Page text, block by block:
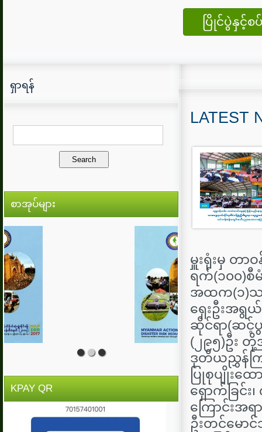
ပြိုင်ပွဲနှင့်
ရှာရန်
စာအုပ်များ
KPAY QR
LATEST
မှူးရုံးမှ တာ
ရက်(၁၀၀)စီ
အထက(၁)သင်
ရှေးဦးအရွ
ဆိုင်ရာ(ဆင့်ပွ
(၂၉၅)ဦး တို့
ဒုတိယညွှန်ကြ
ပြုစုပျိုး​ထ
ရှောက်ခြင်
ကြောင်းအရ
ဦးတင်​မေ